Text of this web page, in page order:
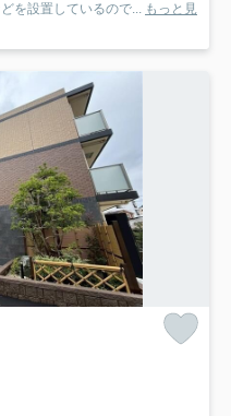
を設置しているので... もっと見